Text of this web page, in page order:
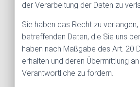
der Verarbeitung der Daten zu
Sie haben das Recht zu
betreffenden Daten, die Sie uns
haben nach Maßgabe des Art. 20
erhalten und deren Übermittlung
Verantwortliche zu fordern.